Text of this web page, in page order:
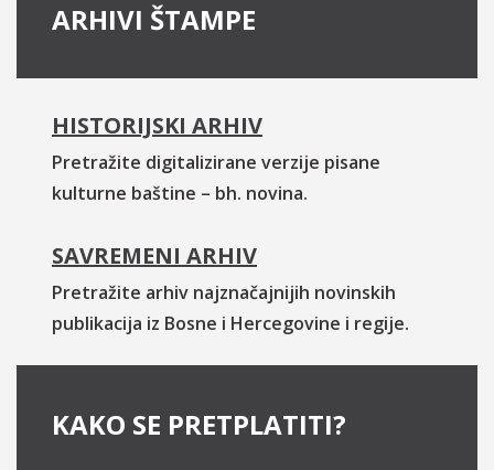
ARHIVI ŠTAMPE
HISTORIJSKI ARHIV
Pretražite digitalizirane verzije pisane
kulturne baštine – bh. novina.
SAVREMENI ARHIV
Pretražite arhiv najznačajnijih novinskih
publikacija iz Bosne i Hercegovine i regije.
KAKO SE PRETPLATITI?